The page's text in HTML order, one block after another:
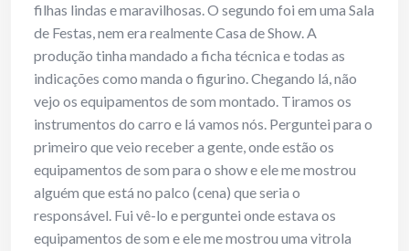
filhas lindas e maravilhosas. O segundo foi em uma Sala
de Festas, nem era realmente Casa de Show. A
produção tinha mandado a ficha técnica e todas as
indicações como manda o figurino. Chegando lá, não
vejo os equipamentos de som montado. Tiramos os
instrumentos do carro e lá vamos nós. Perguntei para o
primeiro que veio receber a gente, onde estão os
equipamentos de som para o show e ele me mostrou
alguém que está no palco (cena) que seria o
responsável. Fui vê-lo e perguntei onde estava os
equipamentos de som e ele me mostrou uma vitrola